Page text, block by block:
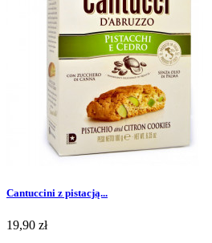
Cantuccini z pistacją...
19,90 zł